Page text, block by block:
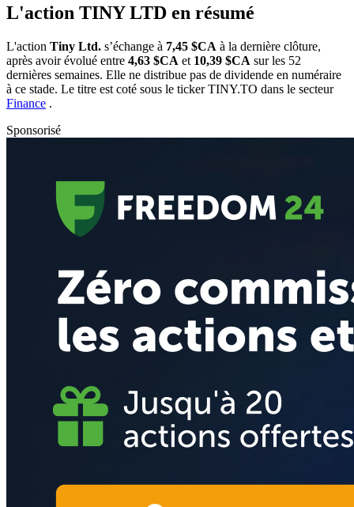
L'action TINY LTD en résumé
L'action Tiny Ltd. s’échange à 7,45 $CA à la dernière clôture,
après avoir évolué entre 4,63 $CA et 10,39 $CA sur les 52
dernières semaines. Elle ne distribue pas de dividende en numéraire
à ce stade. Le titre est coté sous le tickerTINY.TO dans le secteur
Finance .
Sponsorisé